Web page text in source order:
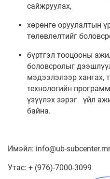
сайжруулах,
хөрөнгө оруулалтын
төлөвлөлтийг
бүртгэл тооцооны
боловсролыг
мэдээлэлээр хангах,
технологийн
үзүүлэх зэрэг үйл
байна.
Имэйл: info@ub-
Утас: + (976)-7000-3099